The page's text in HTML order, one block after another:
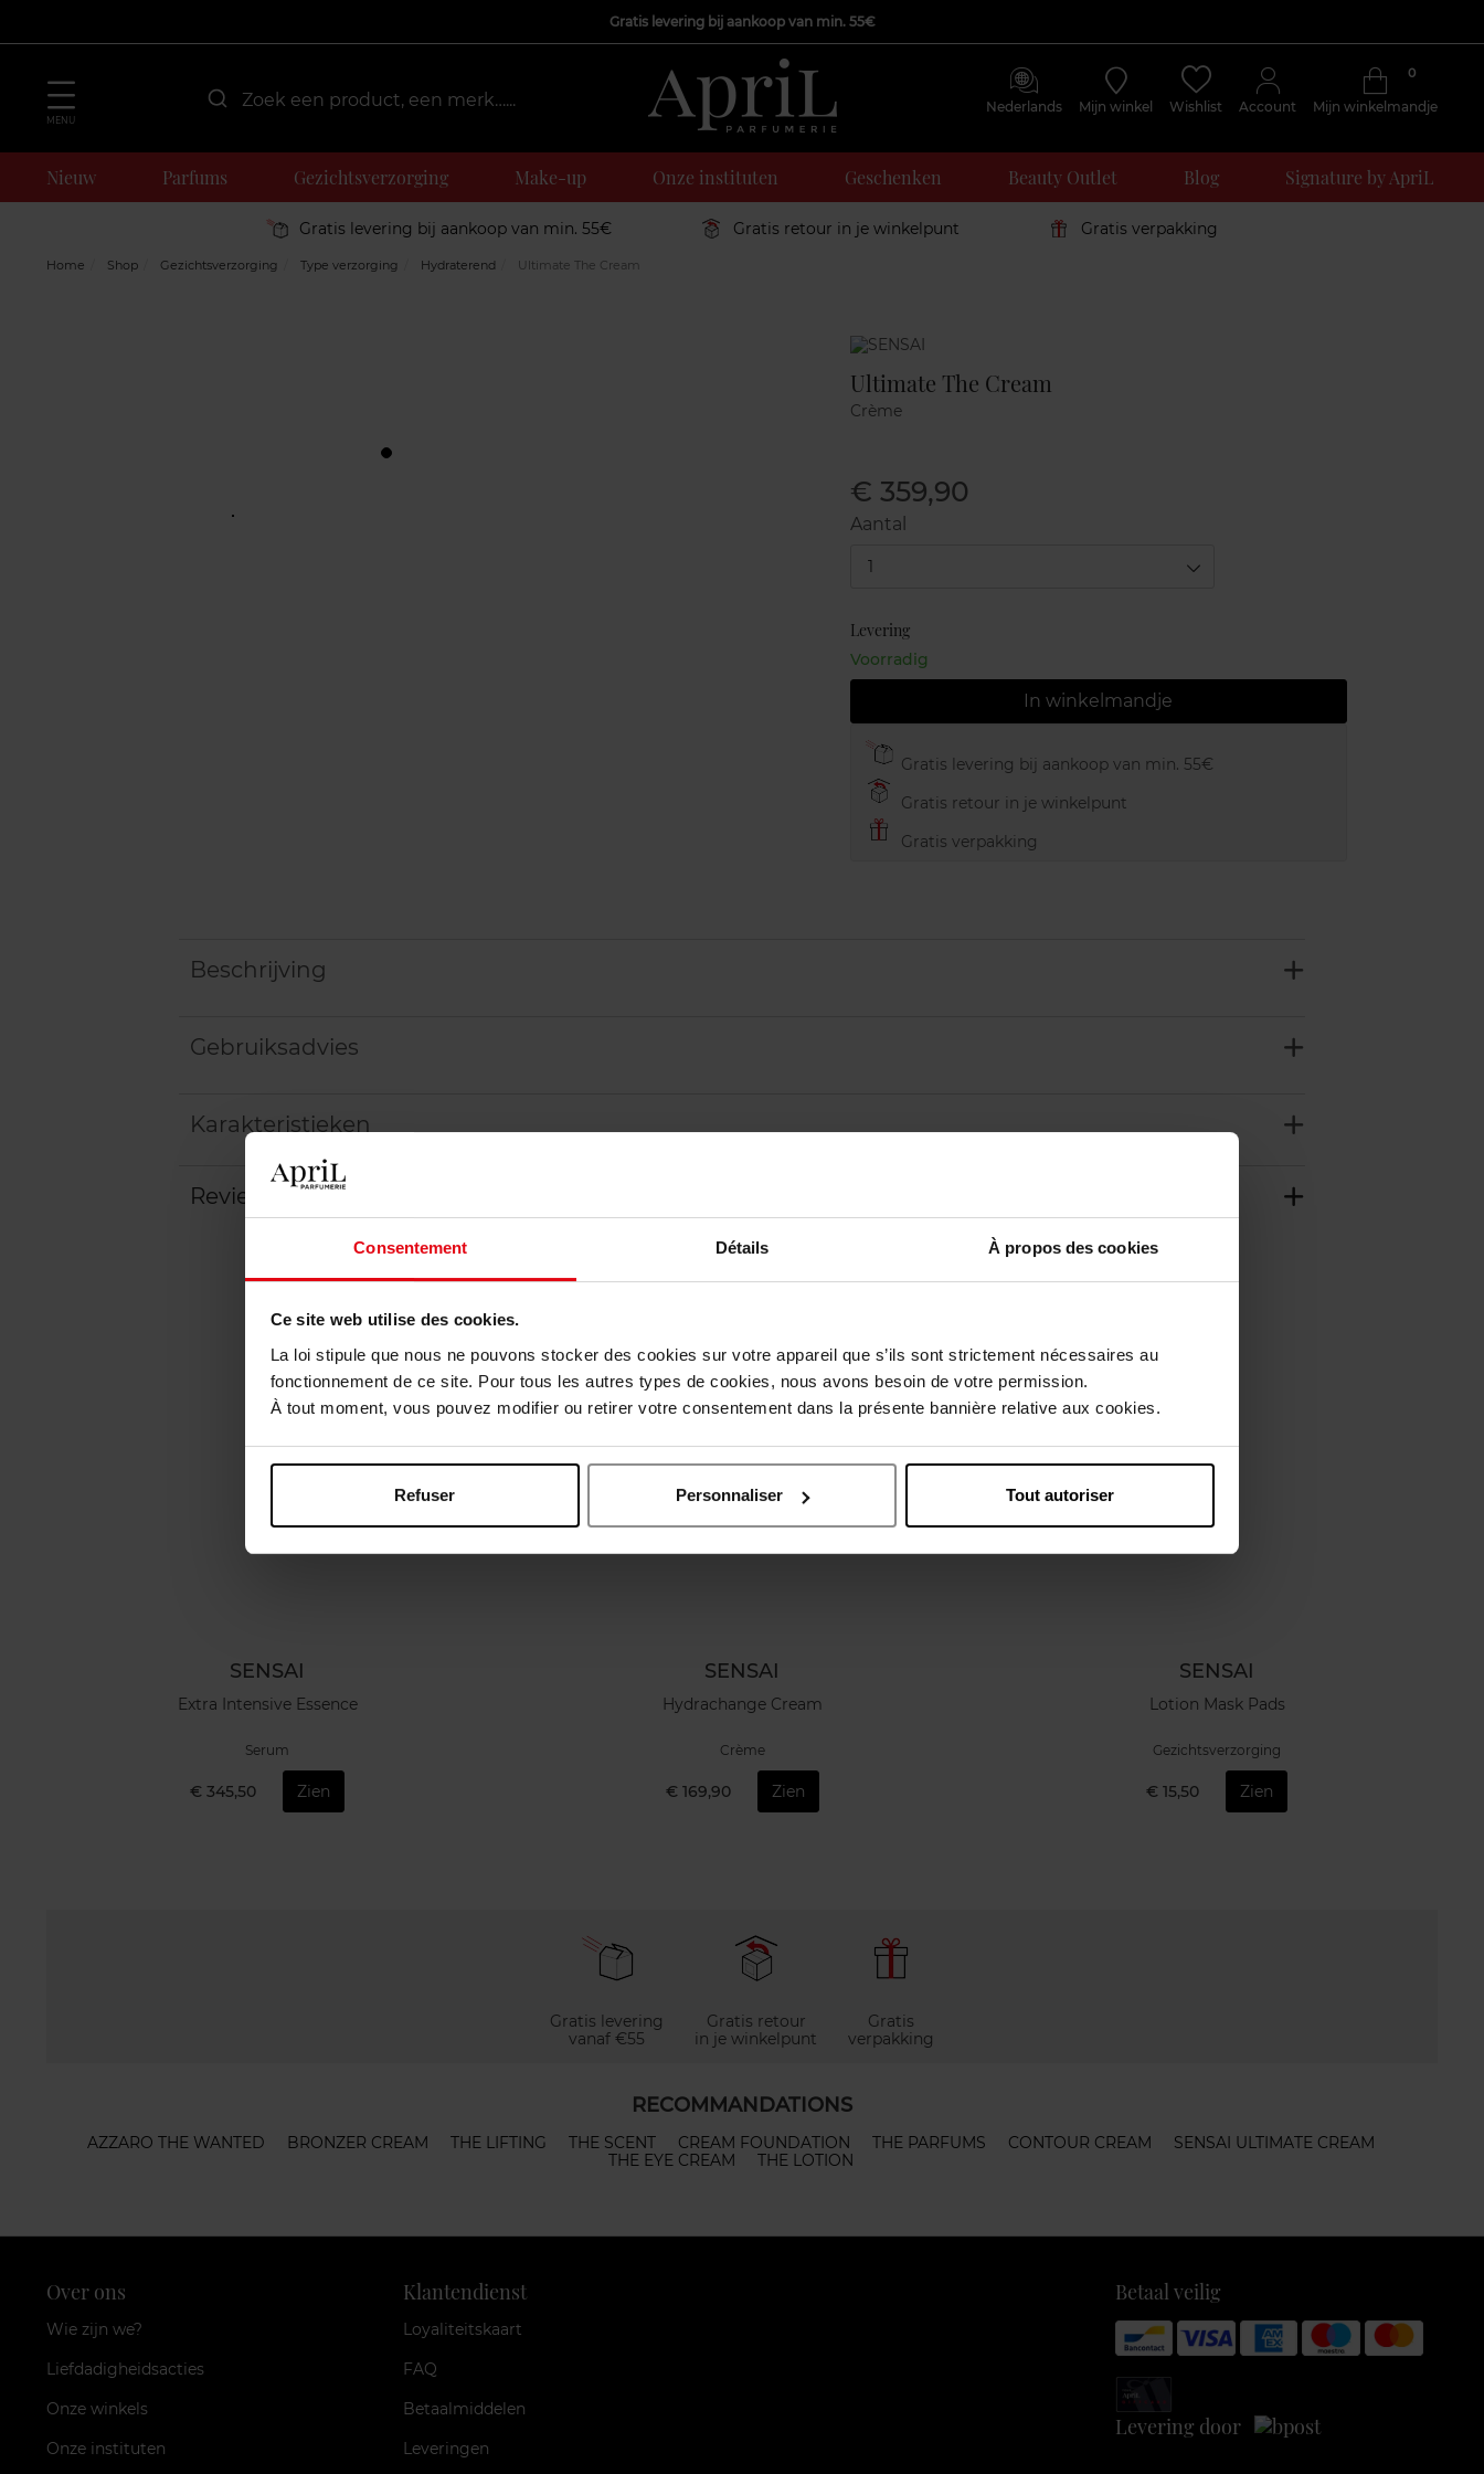
Consentement Détails À propos des cookies
Ce site web utilise des cookies.
La loi stipule que nous ne pouvons stocker des cookies sur votre appareil que s’ils sont strictement nécessaires au
fonctionnement de ce site. Pour tous les autres types de cookies, nous avons besoin de votre permission.
À tout moment, vous pouvez modifier ou retirer votre consentement dans la présente bannière relative aux cookies.
Refuser Personnaliser Tout autoriser
Gratis levering bij aankoop van min. 55€
MENU
Nederlands Mijn winkel Wishlist Account Mijn winkelmandje
0
Nieuw Parfums Gezichtsverzorging Make-up Onze instituten Geschenken Beauty Outlet Blog Signature by ApriL
Gratis levering bij aankoop van min. 55€ Gratis retour in je winkelpunt Gratis verpakking
Home Shop Gezichtsverzorging Type verzorging Hydraterend Ultimate The Cream
Marque
Ultimate The Cream
Crème
€ 359,90
Aantal
1
Levering
Voorradig
In winkelmandje
Gratis levering bij aankoop van min. 55€
Gratis retour in je winkelpunt
Gratis verpakking
Beschrijving
Gebruiksadvies
Karakteristieken
Review
Nog iets vergeten ?
SENSAI
Extra Intensive Essence
Serum
€ 345,50 Zien
SENSAI
Hydrachange Cream
Crème
€ 169,90 Zien
SENSAI
Lotion Mask Pads
Gezichtsverzorging
€ 15,50 Zien
Gratis levering
vanaf €55
Gratis retour
in je winkelpunt
Gratis
verpakking
RECOMMANDATIONS
AZZARO THE WANTED BRONZER CREAM THE LIFTING THE SCENT CREAM FOUNDATION THE PARFUMS CONTOUR CREAM
SENSAI ULTIMATE CREAM
THE EYE CREAM
THE LOTION
Over ons
Wie zijn we?
Liefdadigheidsacties
Onze winkels
Onze instituten
Klantendienst
Loyaliteitskaart
FAQ
Betaalmiddelen
Leveringen
Betaal veilig
Levering door